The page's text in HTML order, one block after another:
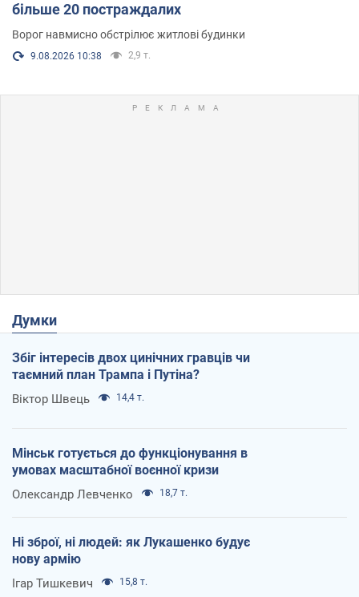
більше 20 постраждалих
Ворог навмисно обстрілює житлові будинки
9.08.2026 10:38 2,9 т.
Думки
Збіг інтересів двох цинічних гравців чи
таємний план Трампа і Путіна?
Віктор Швець 14,4 т.
Мінськ готується до функціонування в
умовах масштабної воєнної кризи
Олександр Левченко 18,7 т.
Ні зброї, ні людей: як Лукашенко будує
нову армію
Ігар Тишкевич 15,8 т.